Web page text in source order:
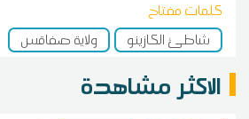
كلمات مفتاح
شاطئ الكازينو
ولاية صفاقس
الاكثر مشاهدة